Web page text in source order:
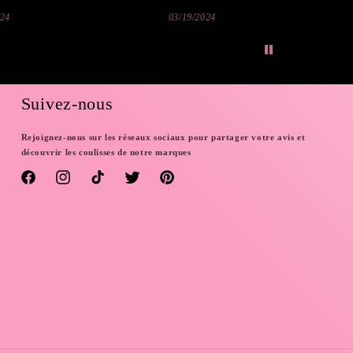
03/19/2024
Suivez-nous
Rejoignez-nous sur les réseaux sociaux pour partager votre avis et
découvrir les coulisses de notre marques
FacebookInstagramTikTok Twitter Pinterest